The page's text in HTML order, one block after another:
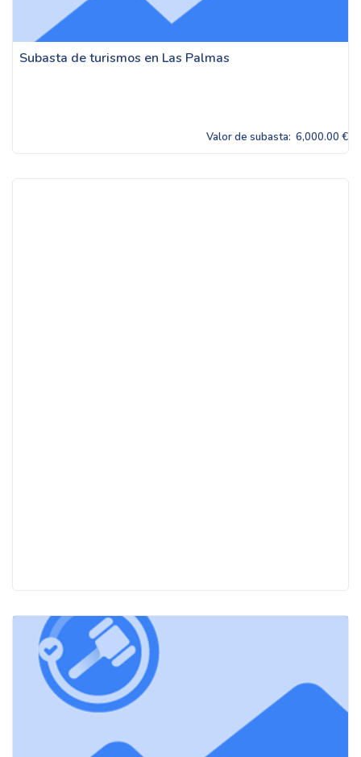
Subasta de turismos en Las Palmas
Valor de subasta: 6,000.00 €